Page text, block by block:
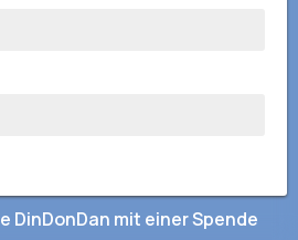
Informationen bemerkt? Senden
DinDonDan mit einer Spende